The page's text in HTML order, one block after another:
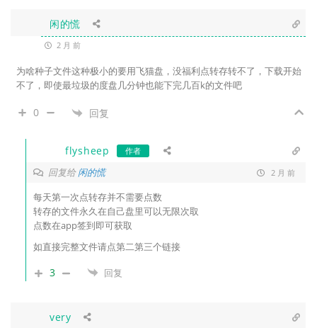
闲的慌
2 月 前
为啥种子文件这种极小的要用飞猫盘，没福利点转存转不了，下载开始
不了，即使最垃圾的度盘几分钟也能下完几百k的文件吧
0 回复
flysheep 作者
回复给闲的慌 2 月 前
每天第一次点转存并不需要点数
转存的文件永久在自己盘里可以无限次取
点数在app签到即可获取
如直接完整文件请点第二第三个链接
3 回复
very